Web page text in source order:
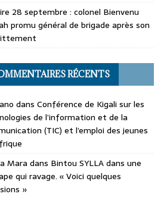
28 septembre : colonel Bienvenu
promu général de brigade après son
RÉCENTS
dans Conférence de Kigali sur les
de l’information et de la
(TIC) et l’emploi des jeunes
Mara dans Bintou SYLLA dans une
qui ravage. « Voici quelques
»